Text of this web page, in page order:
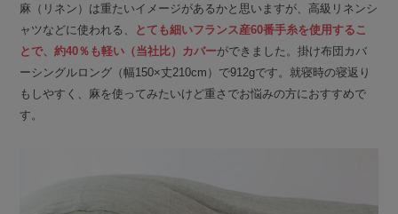
麻（リネン）は重たいイメージがあるかと思いますが、高級リネンシ
ャツなどに使われる、
とても細いフランス産60番手糸を使用するこ
とで、約40％も軽い（当社比）カバーができました。掛け布団カバ
ーシングルロング（幅150×丈210cm）で912gです。就寝時の寝返り
もしやすく、麻を使ってみたいけど重さでお悩みの方におすすめで
す。